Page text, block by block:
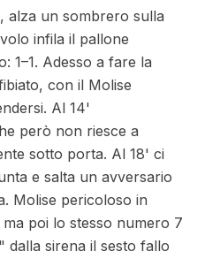
alza un sombrero sulla
infila il pallone
1–1. Adesso a fare la
con il Molise
Al 14'
però non riesce a
sotto porta. Al 18' ci
e salta un avversario
Molise pericoloso in
poi lo stesso numero 7
dalla sirena il sesto fallo